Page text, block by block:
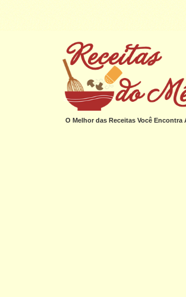
O Melhor das Receitas Você Encontra